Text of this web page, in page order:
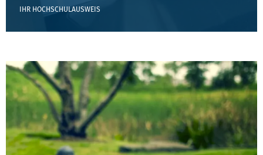
IHR HOCHSCHULAUSWEIS